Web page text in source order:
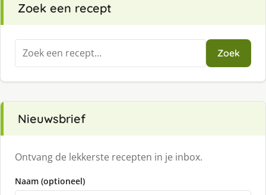
Zoek een recept
Zoeken
naar:
Zoek
Nieuwsbrief
Ontvang de lekkerste recepten in je inbox.
Naam (optioneel)